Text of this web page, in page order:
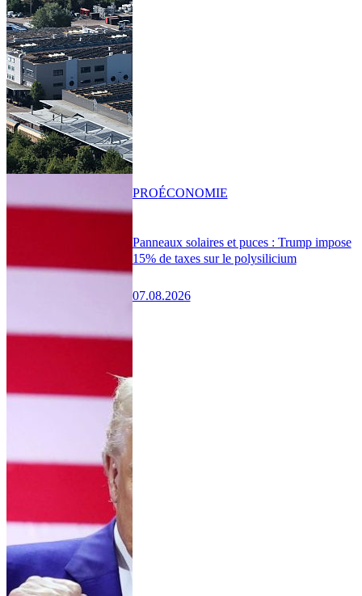
Panneaux solaires et puces : Trump impose
15% de taxes sur le polysilicium
07.08.2026
PROÉCONOMIE